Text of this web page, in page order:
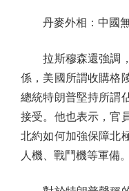
丹麥外相：中國無
拉斯穆森還強調，
係，美國所謂收購格
總統特朗普堅持所謂
接受。他也表示，官
北約如何加強保障北
人機、戰鬥機等軍備。